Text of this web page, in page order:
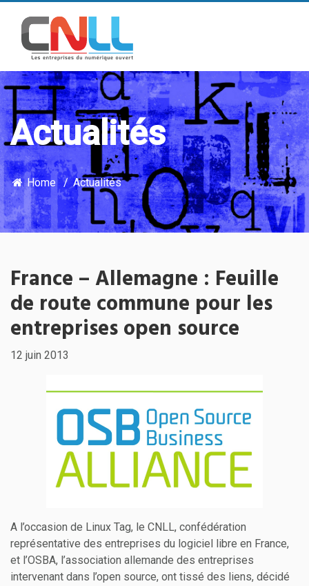
Actualités
Home Actualités
France – Allemagne : Feuille
de route commune pour les
entreprises open source
12 juin 2013
A l’occasion de Linux Tag, le CNLL, confédération
représentative des entreprises du logiciel libre en France,
et l’OSBA, l’association allemande des entreprises
intervenant dans l’open source, ont tissé des liens, décidé